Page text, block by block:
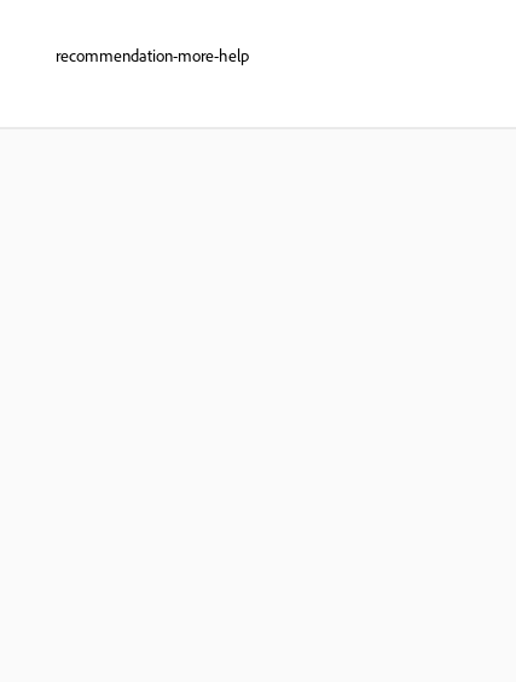
recommendation-more-help